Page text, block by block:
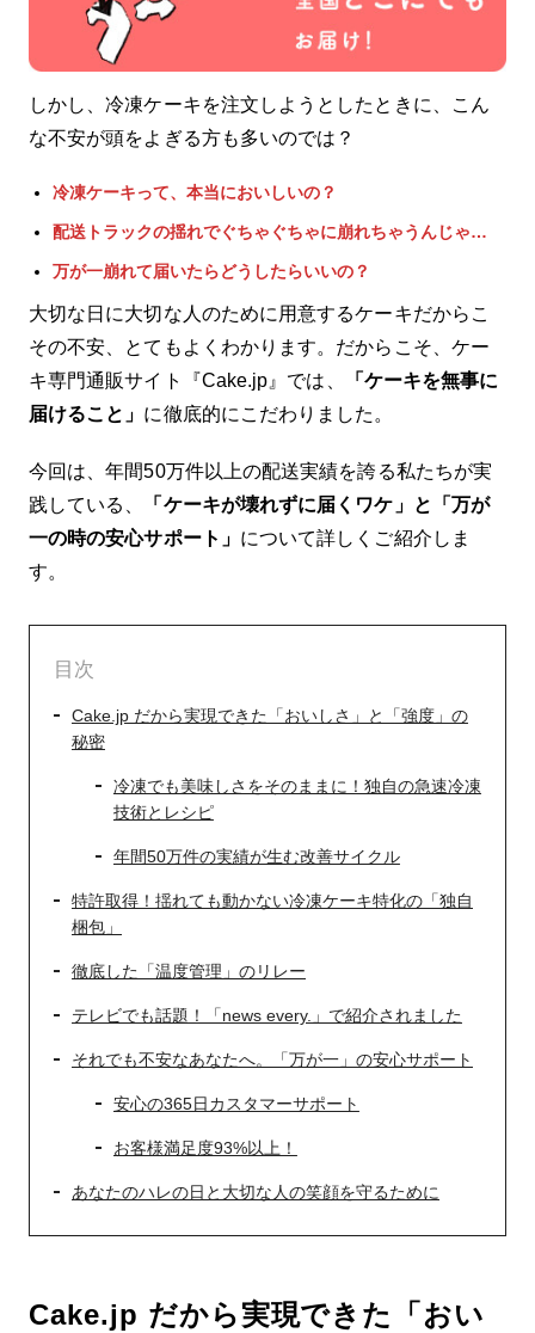
しかし、冷凍ケーキを注文しようとしたときに、こん
な不安が頭をよぎる方も多いのでは？
冷凍ケーキって、本当においしいの？
配送トラックの揺れでぐちゃぐちゃに崩れちゃうんじゃ…
万が一崩れて届いたらどうしたらいいの？
大切な日に大切な人のために用意するケーキだからこ
その不安、とてもよくわかります。だからこそ、ケー
キ専門通販サイト『Cake.jp』では、
「ケーキを無事に
届けること」 に徹底的にこだわりました。
今回は、年間50万件以上の配送実績を誇る私たちが実
践している、
「ケーキが壊れずに届くワケ」と「万が
一の時の安心サポート」 について詳しくご紹介しま
す。
目次
Cake.jp だから実現できた「おいしさ」と「強度」の
秘密
冷凍でも美味しさをそのままに！独自の急速冷凍
技術とレシピ
年間50万件の実績が生む改善サイクル
特許取得！揺れても動かない冷凍ケーキ特化の「独自
梱包」
徹底した「温度管理」のリレー
テレビでも話題！「news every.」で紹介されました
それでも不安なあなたへ。「万が一」の安心サポート
安心の365日カスタマーサポート
お客様満足度93%以上！
あなたのハレの日と大切な人の笑顔を守るために
Cake.jp だから実現できた「おい